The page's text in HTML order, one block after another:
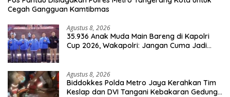
Cegah Gangguan Kamtibmas
Agustus 8, 2026
35.936 Anak Muda Main Bareng di Kapolri
Cup 2026, Wakapolri: Jangan Cuma Jadi
Agustus 8, 2026
Biddokkes Polda Metro Jaya Kerahkan Tim
Keslap dan DVI Tangani Kebakaran Gedung